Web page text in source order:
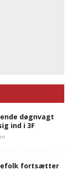
døgnvagt
ind i 3F
fortsætter